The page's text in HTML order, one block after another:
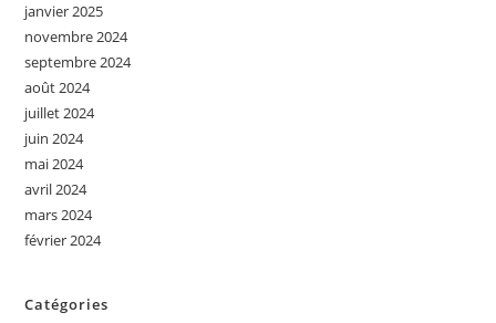
janvier 2025
novembre 2024
septembre 2024
août 2024
juillet 2024
juin 2024
mai 2024
avril 2024
mars 2024
février 2024
Catégories